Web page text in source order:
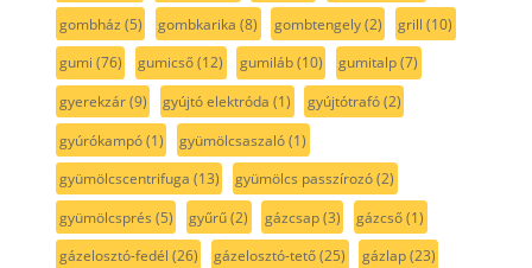
gombház (5) gombkarika (8) gombtengely(2) grill (10)
gumi (76) gumicső(12) gumiláb(10) gumitalp(7)
gyerekzár(9) gyújtó elektróda (1) gyújtótrafó(2)
gyúrókampó(1) gyümölcsaszaló(1)
gyümölcscentrifuga (13) gyümölcs passzírozó(2)
gyümölcsprés (5) gyűrű(2) gázcsap(3) gázcső(1)
gázelosztó-fedél (26) gázelosztó-tető(25) gázlap(23)